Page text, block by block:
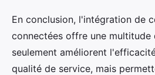
En conclusion, l'intégration de
connectées offre une multitude
seulement améliorent
qualité de service, mais